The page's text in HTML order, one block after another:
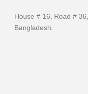
House # 16, Road #
Bangladesh.